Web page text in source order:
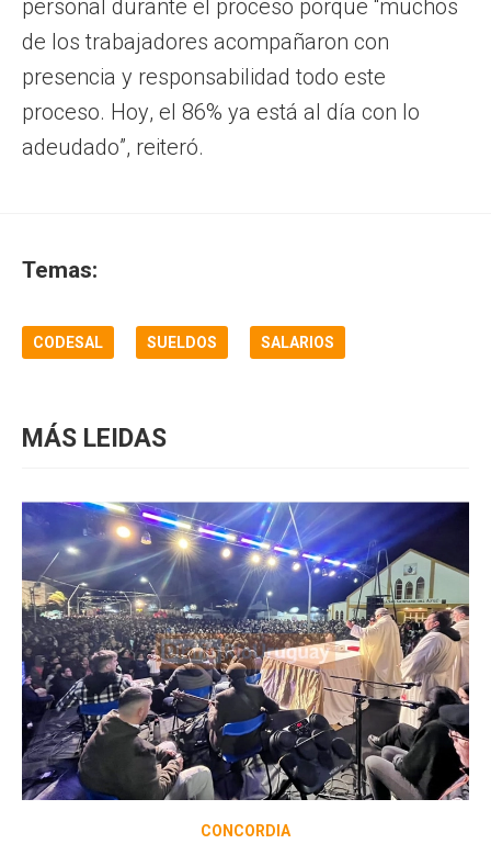
personal durante el proceso porque “muchos
de los trabajadores acompañaron con
presencia y responsabilidad todo este
proceso. Hoy, el 86% ya está al día con lo
adeudado”, reiteró.
Temas:
CODESAL SUELDOS SALARIOS
MÁS LEIDAS
CONCORDIA